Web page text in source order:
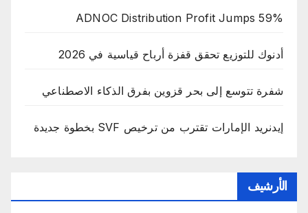
ADNOC Distribution Profit Jumps 59%
أدنوك للتوزيع تحقق قفزة أرباح قياسية في 2026
شفرة تتوسع إلى بحر قزوين بفرق الذكاء الاصطناعي
إيدنريد الإمارات تقترب من ترخيص SVF بخطوة جديدة
الأرشيف